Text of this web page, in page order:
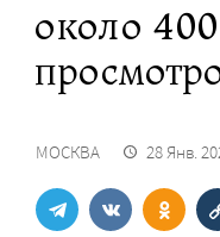
около
МОСКВА 28 Янв.